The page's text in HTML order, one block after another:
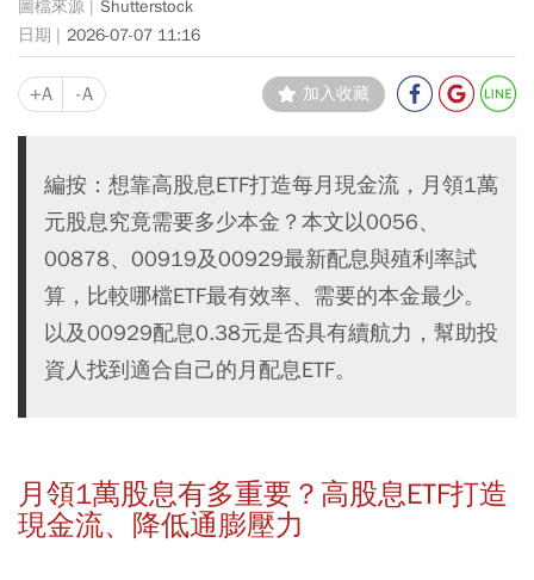
Shutterstock
2026-07-07 11:16
+A -A 加入收藏
編按：想靠高股息ETF打造每月現金流，月領1萬
元股息究竟需要多少本金？本文以0056、
00878、00919及00929最新配息與殖利率試
算，比較哪檔ETF最有效率、需要的本金最少。
以及00929配息0.38元是否具有續航力，幫助投
資人找到適合自己的月配息ETF。
月領1萬股息有多重要？高股息ETF打造
現金流、降低通膨壓力